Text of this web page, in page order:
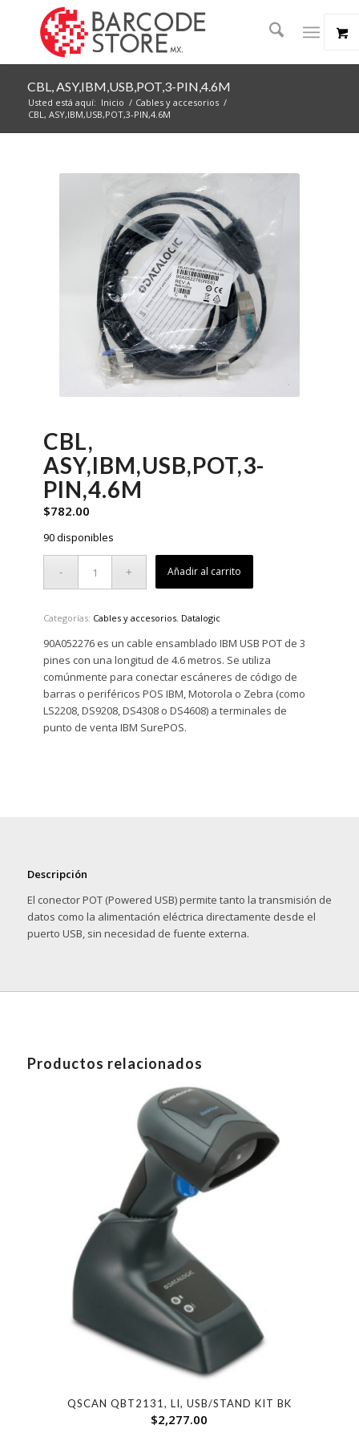
CBL, ASY,IBM,USB,POT,3-PIN,4.6M
Usted está aquí: Inicio / Cables y accesorios /
CBL, ASY,IBM,USB,POT,3-PIN,4.6M
CBL,
ASY,IBM,USB,POT,3-
PIN,4.6M
$782.00
90 disponibles
Añadir al carrito
Categorías: Cables y accesorios, Datalogic
90A052276 es un cable ensamblado IBM USB POT de 3
pines con una longitud de 4.6 metros. Se utiliza
comúnmente para conectar escáneres de código de
barras o periféricos POS IBM, Motorola o Zebra (como
LS2208, DS9208, DS4308 o DS4608) a terminales de
punto de venta IBM SurePOS.
Descripción
El conector POT (Powered USB) permite tanto la transmisión de
datos como la alimentación eléctrica directamente desde el
puerto USB, sin necesidad de fuente externa.
Productos relacionados
QSCAN QBT2131, LI, USB/STAND KIT BK
$2,277.00